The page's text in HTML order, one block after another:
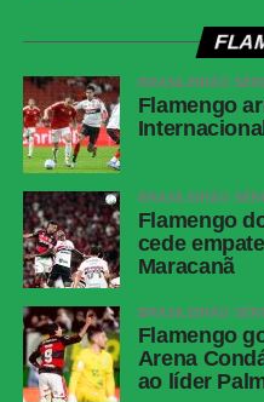
Messenger
LinkedIn
BRASILEIRÃO
Flamengo
BRASILEIRÃO
Flamengo
cede
Maracanã
BRASILEIRÃO
Flamengo
Arena
ao líder